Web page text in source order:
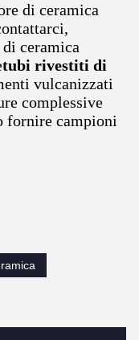
di ceramica
ceramica
tubi rivestiti di
vulcanizzati
complessive
fornire campioni